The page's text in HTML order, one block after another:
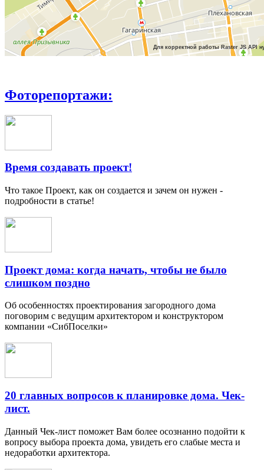
Для корректной работы Raster JS API
Фоторепортажи:
Время создавать проект!
Что такое Проект, как он создается и зачем он нужен -
подробности в статье!
Проект дома: когда начать, чтобы не было
слишком поздно
Об особенностях проектирования загородного дома
поговорим с ведущим архитектором и конструктором
компании «СибПоселки»
20 главных вопросов к планировке дома. Чек-
лист.
Данный Чек-лист поможет Вам более осознанно подойти к
вопросу выбора проекта дома, увидеть его слабые места и
недоработки архитектора.